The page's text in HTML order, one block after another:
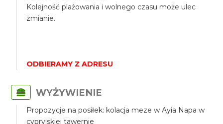
Kolejność plażowania i wolnego czasu może ulec
zmianie.
ODBIERAMY Z ADRESU
WYŻYWIENIE
Propozycje na posiłek: kolacja meze w Ayia Napa w
cypryjskiej tawernie